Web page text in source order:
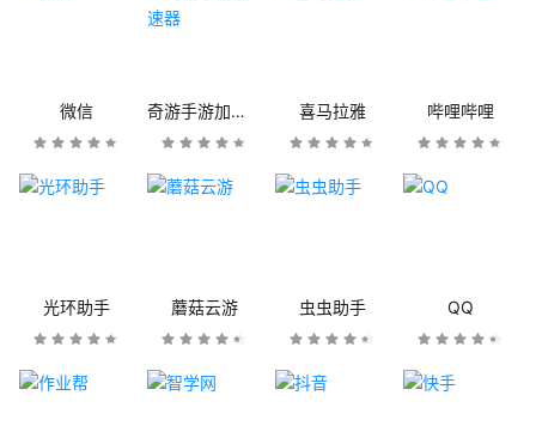
微信 奇游手游加速器 喜马拉雅 哔哩哔哩
光环助手 蘑菇云游 虫虫助手 QQ